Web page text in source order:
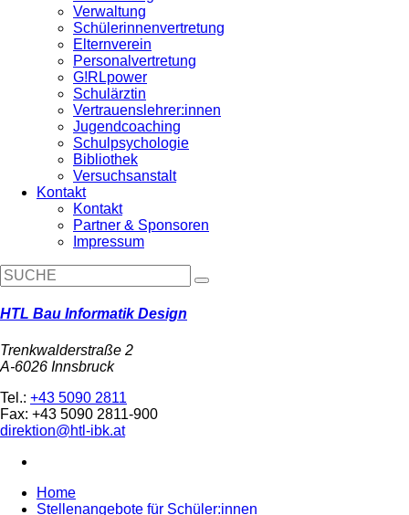
Verwaltung
Schülerinnenvertretung
Elternverein
Personalvertretung
G!RLpower
Schulärztin
Vertrauenslehrer:innen
Jugendcoaching
Schulpsychologie
Bibliothek
Versuchsanstalt
Kontakt
Kontakt
Partner & Sponsoren
Impressum
HTL Bau Informatik Design
Trenkwalderstraße 2
A-6026 Innsbruck
Tel.: +43 5090 2811
Fax: +43 5090 2811-900
direktion@htl-ibk.at
Home
Stellenangebote für Schüler:innen